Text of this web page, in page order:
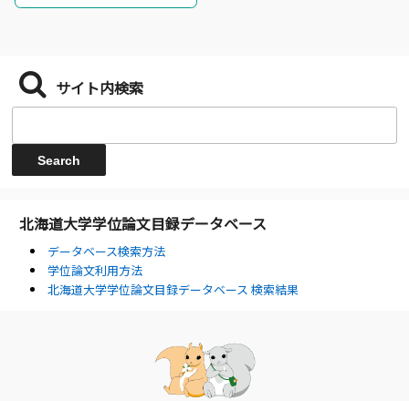
サイト内検索
北海道大学学位論文目録データベース
データベース検索方法
学位論文利用方法
北海道大学学位論文目録データベース 検索結果